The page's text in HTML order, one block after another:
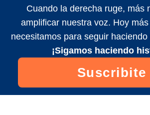
Cuando la derecha ruge, más
amplificar nuestra voz. Hoy
necesitamos para seguir
¡Sigamos haciendo
Suscribite